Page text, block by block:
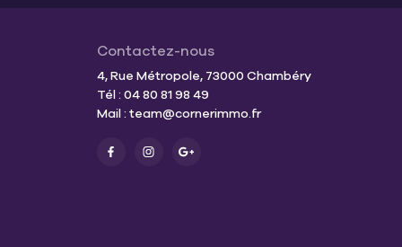
Contactez-nous
4, Rue Métropole, 73000 Chambéry
Tél : 04 80 81 98 49
Mail : team@cornerimmo.fr